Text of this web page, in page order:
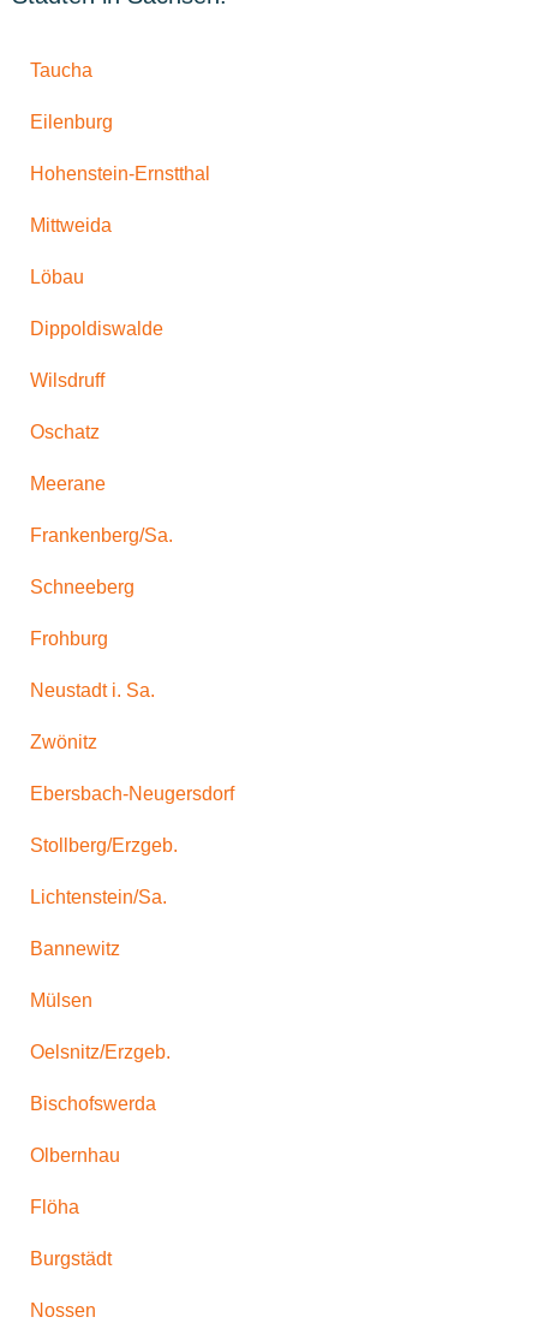
Taucha
Eilenburg
Hohenstein-Ernstthal
Mittweida
Löbau
Dippoldiswalde
Wilsdruff
Oschatz
Meerane
Frankenberg/Sa.
Schneeberg
Frohburg
Neustadt i. Sa.
Zwönitz
Ebersbach-Neugersdorf
Stollberg/Erzgeb.
Lichtenstein/Sa.
Bannewitz
Mülsen
Oelsnitz/Erzgeb.
Bischofswerda
Olbernhau
Flöha
Burgstädt
Nossen